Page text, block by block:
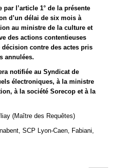
l’article 1° de la présente
d’un délai de six mois à
au ministre de la culture et
des actions contentieuses
décision contre des actes pris
annulées.
notifiée au Syndicat de
électroniques, à la ministre
à la société Sorecop et à la
(Maître des Requêtes)
SCP Lyon-Caen, Fabiani,